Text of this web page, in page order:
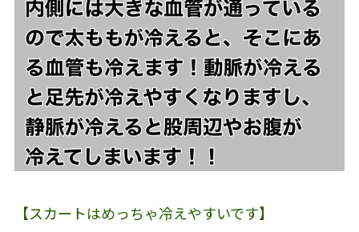
【スカートはめっちゃ冷えやすいです】